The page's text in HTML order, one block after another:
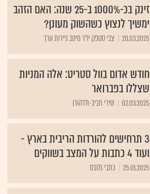
זינק בכ-1000% ב-25 שנה: האם הזהב
ימשיך לנצוץ כשהשוק מעונן?
20.03.2025 צבי סטפק יו"ר מיטב ניירות ערך
חודש אדום בוול סטריט: אלה המניות
שצללו בפברואר
02.03.2025 שירי חביב-ולדהורן
3 תרחישים להורדות הריבית בארץ -
ועוד 4 כתבות על המצב בשווקים
25.01.2025 כתבי גלובס